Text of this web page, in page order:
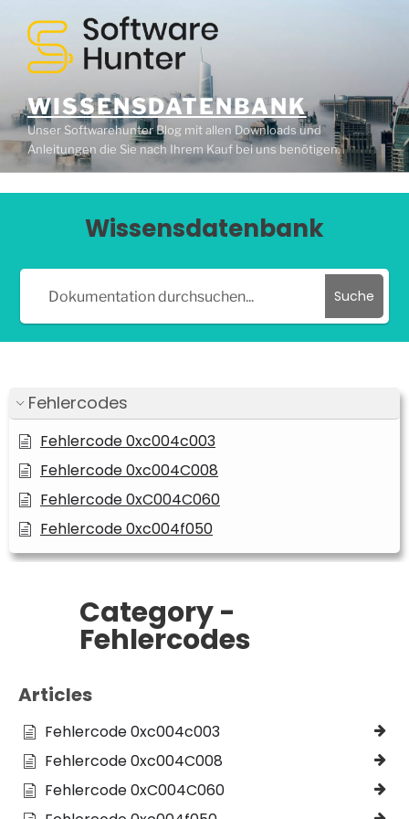
WISSENSDATENBANK
Unser Softwarehunter Blog mit allen Downloads und
Anleitungen die Sie nach Ihrem Kauf bei uns benötigen.
Wissensdatenbank
Suche
Fehlercodes
Fehlercode 0xc004c003
Fehlercode 0xc004C008
Fehlercode 0xC004C060
Fehlercode 0xc004f050
Category -
Fehlercodes
Articles
Fehlercode 0xc004c003
Fehlercode 0xc004C008
Fehlercode 0xC004C060